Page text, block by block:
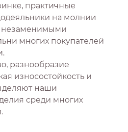
практичные
на молнии
незаменимыми
многих покупателей
разнообразие
износостойкость и
наши
среди многих